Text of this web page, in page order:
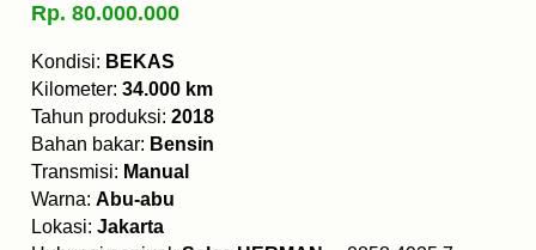
Rp. 80.000.000
Kondisi: BEKAS
Kilometer: 34.000 km
Tahun produksi: 2018
Bahan bakar: Bensin
Transmisi: Manual
Warna: Abu-abu
Lokasi: Jakarta